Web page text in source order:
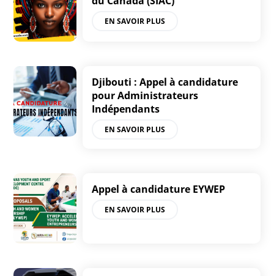
EN SAVOIR PLUS
Djibouti : Appel à candidature
pour Administrateurs
Indépendants
EN SAVOIR PLUS
Appel à candidature EYWEP
EN SAVOIR PLUS